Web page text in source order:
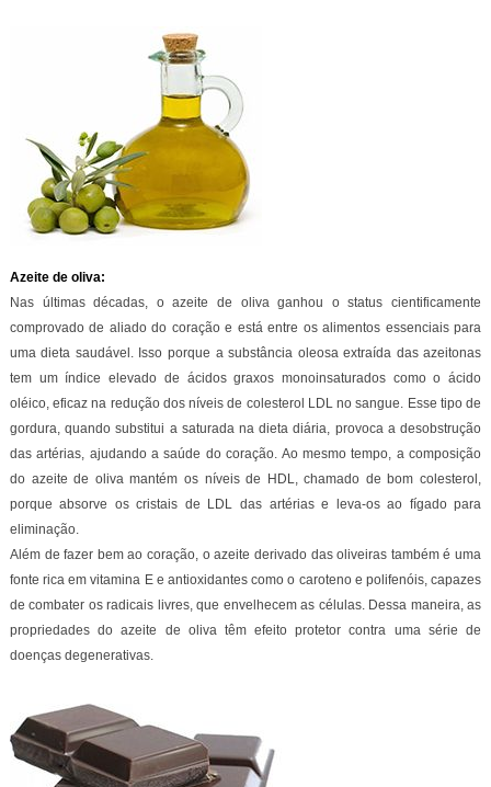
Azeite de oliva:
Nas últimas décadas, o azeite de oliva ganhou o status cientificamente
comprovado de aliado do coração e está entre os alimentos essenciais para
uma dieta saudável. Isso porque a substância oleosa extraída das azeitonas
tem um índice elevado de ácidos graxos monoinsaturados como o ácido
oléico, eficaz na redução dos níveis de colesterol LDL no sangue. Esse tipo de
gordura, quando substitui a saturada na dieta diária, provoca a desobstrução
das artérias, ajudando a saúde do coração. Ao mesmo tempo, a composição
do azeite de oliva mantém os níveis de HDL, chamado de bom colesterol,
porque absorve os cristais de LDL das artérias e leva-os ao fígado para
eliminação.
Além de fazer bem ao coração, o azeite derivado das oliveiras também é uma
fonte rica em vitamina E e antioxidantes como o caroteno e polifenóis, capazes
de combater os radicais livres, que envelhecem as células. Dessa maneira, as
propriedades do azeite de oliva têm efeito protetor contra uma série de
doenças degenerativas.